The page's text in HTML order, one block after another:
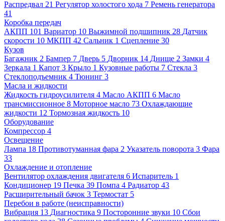
Распредвал 21 Регулятор холостого хода 7 Ремень генератора
41
Коробка передач
АКПП 101 Вариатор 10 Выжимной подшипник 28 Датчик
скорости 10 МКПП 42 Сальник 1 Сцепление 30
Кузов
Багажник 2 Бампер 7 Дверь 5 Дворник 14 Днище 2 Замки 4
Зеркала 1 Капот 3 Крыло 1 Кузовные работы 7 Стекла 3
Стеклоподъемник 4 Тюнинг 3
Масла и жидкости
Жидкость гидроусилителя 4 Масло АКПП 6 Масло
трансмиссионное 8 Моторное масло 73 Охлаждающие
жидкости 12 Тормозная жидкость 10
Оборудование
Компрессор 4
Освещение
Лампа 18 Противотуманная фара 2 Указатель поворота 3 Фара
33
Охлаждение и отопление
Вентилятор охлаждения двигателя 6 Испаритель 1
Кондиционер 19 Печка 39 Помпа 4 Радиатор 43
Расширительный бачок 3 Термостат 5
Перебои в работе (неисправности)
Вибрация 13 Диагностика 9 Посторонние звуки 10 Сбои